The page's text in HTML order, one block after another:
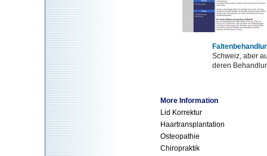
Schweiz, aber
deren
More Information
Lid Korrektur
Haartransplantation
Osteopathie
Chiropraktik